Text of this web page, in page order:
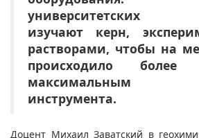
университетских
изучают керн,
растворами, чтобы на
происходило
максимальным
инструмента.
Доцент Михаил Заватский в